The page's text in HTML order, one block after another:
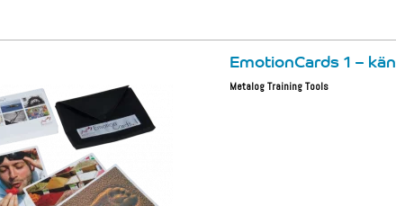
EmotionCards 1 –
Metalog Training Tools